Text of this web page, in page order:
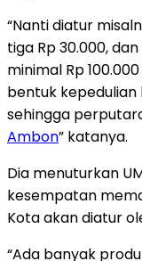
“Nanti diatur
tiga Rp 30.000,
minimal Rp
bentuk
sehingga
Ambon” katanya.
Dia menuturkan
kesempatan
Kota akan diatur
“Ada banyak